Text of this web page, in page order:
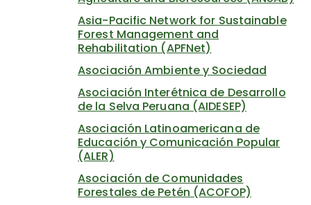
Asia-Pacific Network for Sustainable
Forest Management and
Rehabilitation (APFNet)
Asociación Ambiente y Sociedad
Asociación Interétnica de Desarrollo
de la Selva Peruana (AIDESEP)
Asociación Latinoamericana de
Educación y Comunicación Popular
(ALER)
Asociación de Comunidades
Forestales de Petén (ACOFOP)